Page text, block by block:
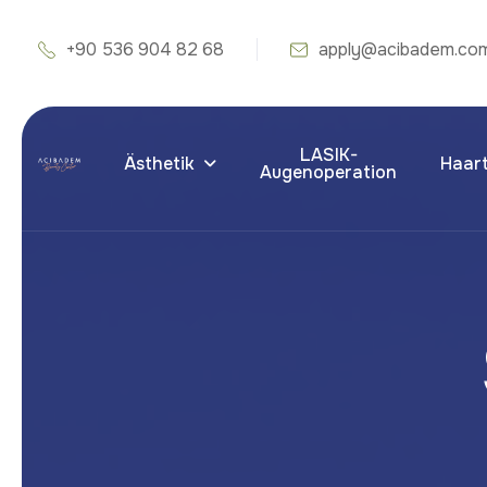
+90 536 904 82 68
Ästhetik LASIK-
Augenoperation